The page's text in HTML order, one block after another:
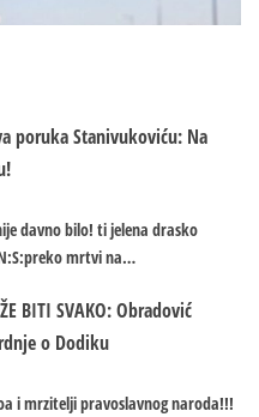
poruka Stanivukoviću: Na
davno bilo! ti jelena drasko
mrtvi na…
BITI SVAKO: Obradović
o Dodiku
i mrzitelji pravoslavnog naroda!!!